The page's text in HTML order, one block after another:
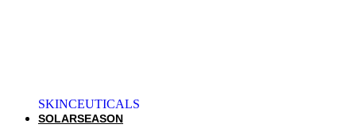
SKINCEUTICALS
SOLARSEASON